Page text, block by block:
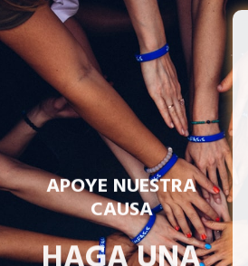
APOYE NUESTRA
CAUSA
HAGA UNA